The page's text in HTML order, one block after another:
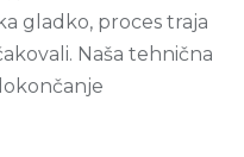
gladko, proces traja
Naša tehnična